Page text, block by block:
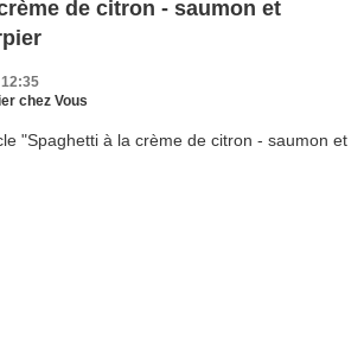
de citron - saumon et
chez Vous